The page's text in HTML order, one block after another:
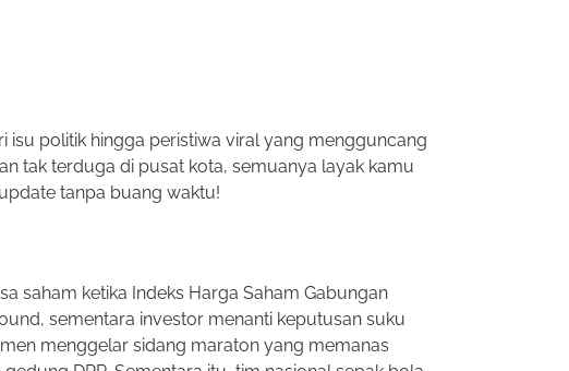
isu politik hingga peristiwa viral yang mengguncang
tak terduga di pusat kota, semuanya layak kamu
tanpa buang waktu!
saham ketika Indeks Harga Saham Gabungan
sementara investor menanti keputusan suku
menggelar sidang maraton yang memanas